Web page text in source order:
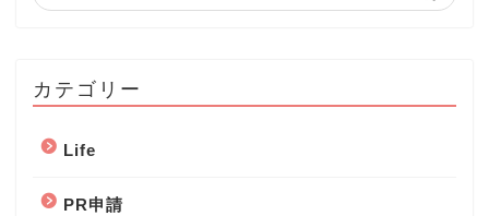
カテゴリー
Life
PR申請